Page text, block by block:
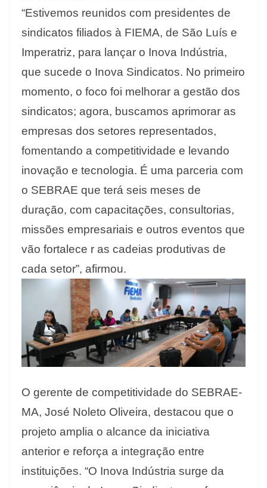
“Estivemos reunidos com presidentes de
sindicatos filiados à FIEMA, de São Luís e
Imperatriz, para lançar o Inova Indústria,
que sucede o Inova Sindicatos. No primeiro
momento, o foco foi melhorar a gestão dos
sindicatos; agora, buscamos aprimorar as
empresas dos setores representados,
fomentando a competitividade e levando
inovação e tecnologia. É uma parceria com
o SEBRAE que terá seis meses de
duração, com capacitações, consultorias,
missões empresariais e outros eventos que
vão fortalece r as cadeias produtivas de
cada setor”, afirmou.
O gerente de competitividade do SEBRAE-
MA, José Noleto Oliveira, destacou que o
projeto amplia o alcance da iniciativa
anterior e reforça a integração entre
instituições. “O Inova Indústria surge da